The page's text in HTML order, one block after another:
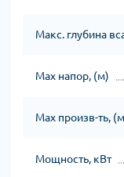
Макс. глубина
Мах напор, (м)
Мах произв-ть,
Мощность, кВт